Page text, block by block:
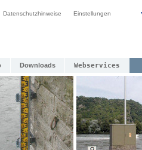
Datenschutzhinweise Einstellungen
Downloads Webservices